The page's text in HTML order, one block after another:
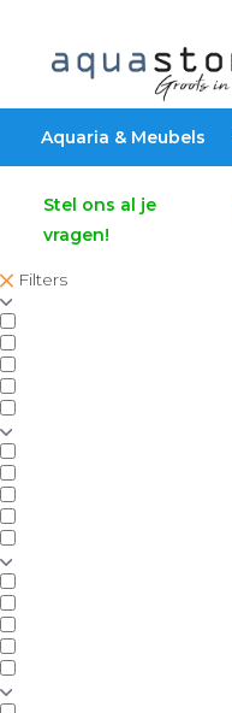
Aquaria & Meubels
Stel ons al je
vragen!
Filters